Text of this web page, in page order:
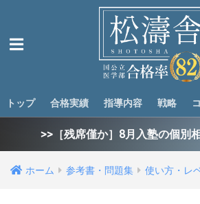
トップ 合格実績 指導内容 戦略
>>［残席僅か］8月入塾の個別
ホーム 参考書・問題集 使い方・レ